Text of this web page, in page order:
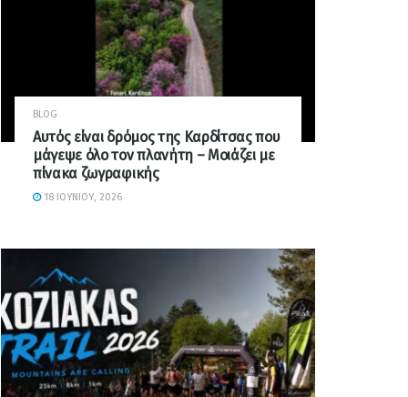
BLOG
Αυτός είναι δρόμος της Καρδίτσας που
μάγεψε όλο τον πλανήτη – Μοιάζει με
πίνακα ζωγραφικής
18 ΙΟΥΝΊΟΥ, 2026